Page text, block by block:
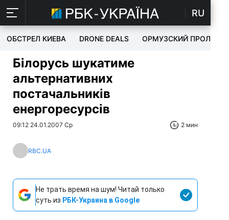
RU
ОБСТРЕЛ КИЕВА DRONE DEALS ОРМУЗСКИЙ ПРОЛИВ
Білорусь шукатиме
альтернативних
постачальників
енергоресурсів
09:12 24.01.2007 Ср 2 мин
RBC.UA
Не трать время на шум! Читай только
суть из РБК-Украина в Google